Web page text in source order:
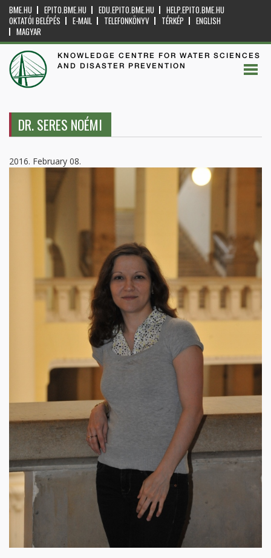
BME.HU EPITO.BME.HU EDU.EPITO.BME.HU
HELP.EPITO.BME.HU
OKTATÓI BELÉPÉS
E-MAIL TELEFONKÖNYV TÉRKÉP
ENGLISH
MAGYAR
KNOWLEDGE CENTRE FOR WATER SCIENCES
AND DISASTER PREVENTION
DR. SERES NOÉMI
2016. February 08.